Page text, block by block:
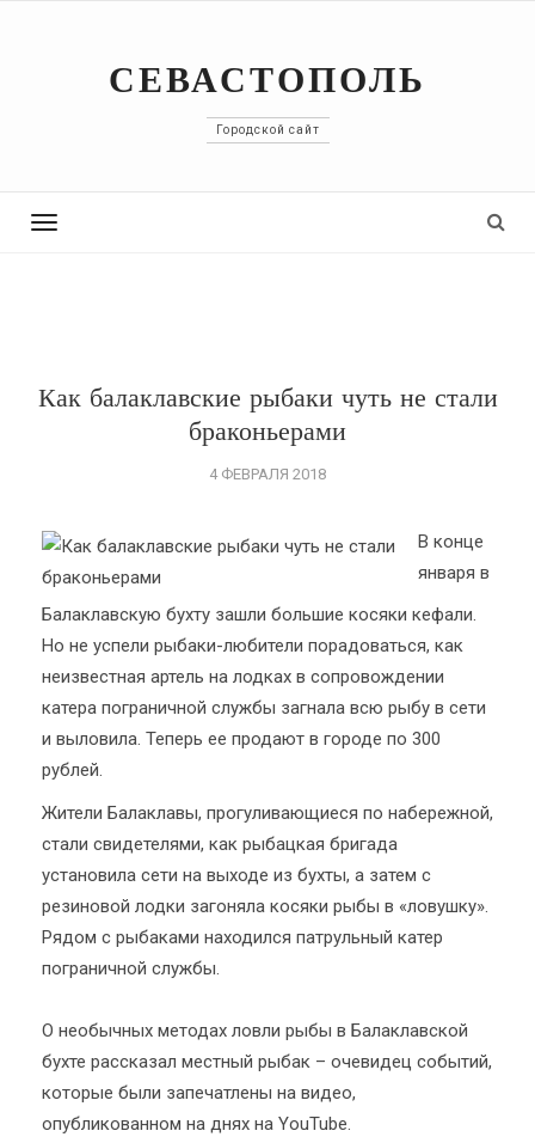
СЕВАСТОПОЛЬ
Городской сайт
Toggle
Как балаклавские рыбаки чуть не стали
браконьерами
4 ФЕВРАЛЯ 2018
В конце
января в
Балаклавскую бухту зашли большие косяки кефали.
Но не успели рыбаки-любители порадоваться, как
неизвестная артель на лодках в сопровождении
катера пограничной службы загнала всю рыбу в сети
и выловила. Теперь ее продают в городе по 300
рублей.
Жители Балаклавы, прогуливающиеся по набережной,
стали свидетелями, как рыбацкая бригада
установила сети на выходе из бухты, а затем с
резиновой лодки загоняла косяки рыбы в «ловушку».
Рядом с рыбаками находился патрульный катер
пограничной службы.
О необычных методах ловли рыбы в Балаклавской
бухте рассказал местный рыбак – очевидец событий,
которые были запечатлены на видео,
опубликованном на днях на YouTube.